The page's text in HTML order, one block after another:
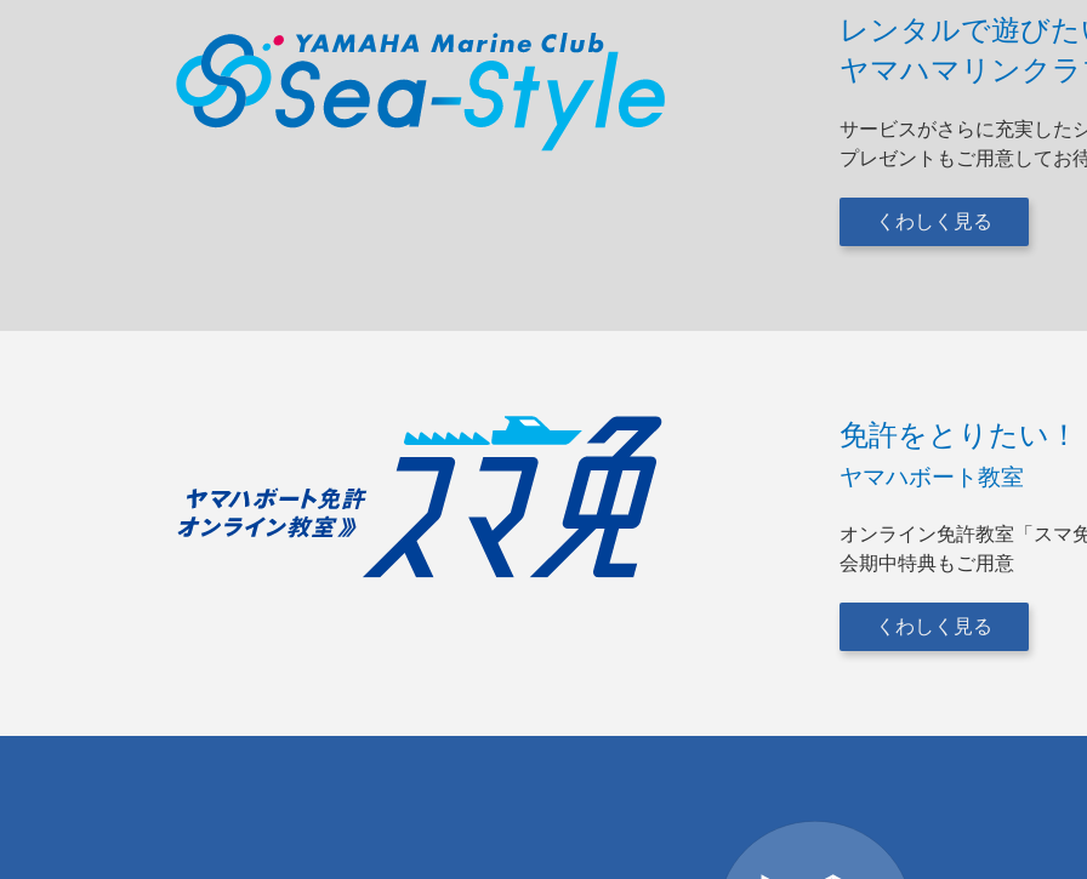
レンタルで遊び
ヤマハマリンク
サービスがさらに充実した
プレゼントもご用意してお
くわしく見る
免許をとりたい！
ヤマハボート教室
オンライン免許教室「スマ
会期中特典もご用意
くわしく見る